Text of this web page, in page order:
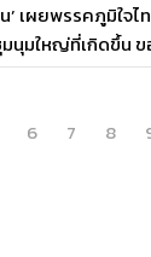
’ เผยพรรคภูมิใจ
นุมใหญ่ที่เกิดขึ้น ข
6 7 8